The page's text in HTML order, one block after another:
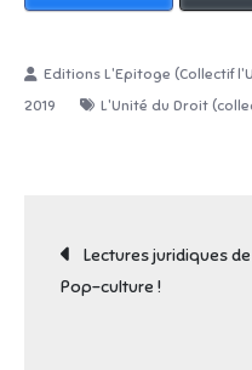
2019
L'Unité du Droit
modifications
de
Lectures juridiques
Pop-culture !